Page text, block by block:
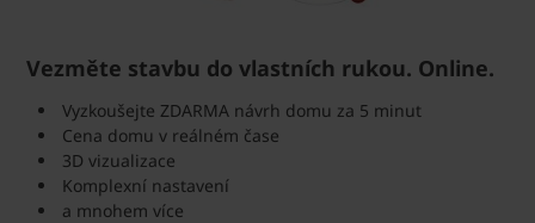
Vezměte stavbu do vlastních rukou. Online.
Vyzkoušejte ZDARMA návrh domu za 5 minut
Cena domu v reálném čase
3D vizualizace
Komplexní nastavení
a mnohem více